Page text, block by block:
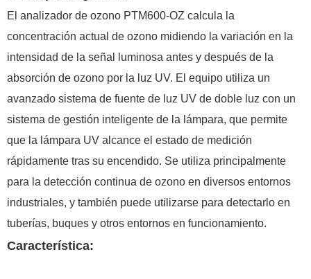
El analizador de ozono PTM600-OZ calcula la
concentración actual de ozono midiendo la variación en la
intensidad de la señal luminosa antes y después de la
absorción de ozono por la luz UV. El equipo utiliza un
avanzado sistema de fuente de luz UV de doble luz con un
sistema de gestión inteligente de la lámpara, que permite
que la lámpara UV alcance el estado de medición
rápidamente tras su encendido. Se utiliza principalmente
para la detección continua de ozono en diversos entornos
industriales, y también puede utilizarse para detectarlo en
tuberías, buques y otros entornos en funcionamiento.
Característica: